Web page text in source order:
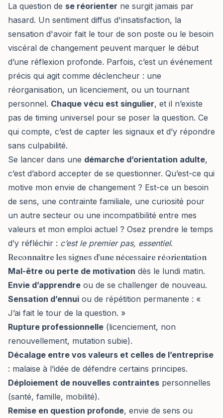
La question de se réorienter ne surgit jamais par
hasard. Un sentiment diffus d'insatisfaction, la
sensation d'avoir fait le tour de son poste ou le besoin
viscéral de changement peuvent marquer le début
d’une réflexion profonde. Parfois, c’est un événement
précis qui agit comme déclencheur : une
réorganisation, un licenciement, ou un tournant
personnel. Chaque vécu est singulier, et il n’existe
pas de timing universel pour se poser la question. Ce
qui compte, c’est de capter les signaux et d’y répondre
sans culpabilité.
Se lancer dans une démarche d’orientation adulte,
c’est d’abord accepter de se questionner. Qu’est-ce qui
motive mon envie de changement ? Est-ce un besoin
de sens, une contrainte familiale, une curiosité pour
un autre secteur ou une incompatibilité entre mes
valeurs et mon emploi actuel ? Osez prendre le temps
d’y réfléchir : c’est le premier pas, essentiel.
Reconnaître les signes d’une nécessaire réorientation
Mal-être ou perte de motivation dès le lundi matin.
Envie d’apprendre ou de se challenger de nouveau.
Sensation d’ennui ou de répétition permanente : «
J’ai fait le tour de la question. »
Rupture professionnelle (licenciement, non
renouvellement, mutation subie).
Décalage entre vos valeurs et celles de l’entreprise
: malaise à l’idée de défendre certains principes.
Déploiement de nouvelles contraintes personnelles
(santé, famille, mobilité).
Remise en question profonde, envie de sens ou